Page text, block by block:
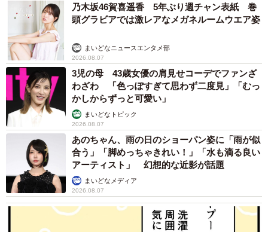
乃木坂46賀喜遥香 5年ぶり週チャン表紙 巻
頭グラビアでは激レアなメガネルームウエア姿
まいどなニュースエンタメ部
2026.08.07
3児の母 43歳女優の肩見せコーデでファンざ
わざわ 「色っぽすぎて思わず二度見」「むっ
かしからずっと可愛い」
まいどなトピック
2026.08.07
あのちゃん、雨の日のショーパン姿に「雨が似
合う」「脚めっちゃきれい！」「水も滴る良い
アーティスト」 幻想的な近影が話題
まいどなメディア
2026.08.07